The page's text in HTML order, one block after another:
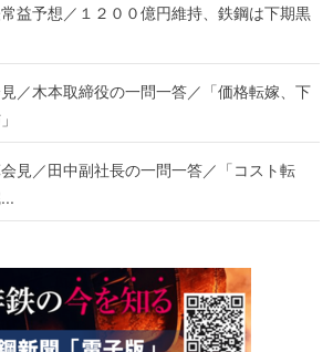
益予想／１２００億円維持、鉄鋼は下期黒
／木本取締役の一問一答／「価格転嫁、下
見／田中副社長の一問一答／「コスト転